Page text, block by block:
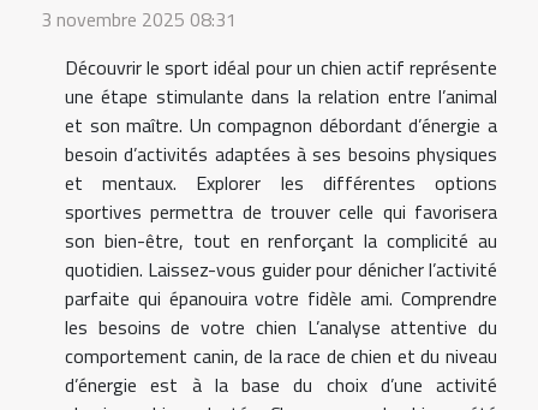
3 novembre 2025 08:31
Découvrir le sport idéal pour un chien actif représente
une étape stimulante dans la relation entre l’animal
et son maître. Un compagnon débordant d’énergie a
besoin d’activités adaptées à ses besoins physiques
et mentaux. Explorer les différentes options
sportives permettra de trouver celle qui favorisera
son bien-être, tout en renforçant la complicité au
quotidien. Laissez-vous guider pour dénicher l’activité
parfaite qui épanouira votre fidèle ami. Comprendre
les besoins de votre chien L’analyse attentive du
comportement canin, de la race de chien et du niveau
d’énergie est à la base du choix d’une activité